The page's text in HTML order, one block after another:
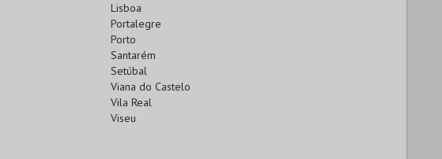
Lisboa
Portalegre
Porto
Santarém
Setúbal
Viana do Castelo
Vila Real
Viseu